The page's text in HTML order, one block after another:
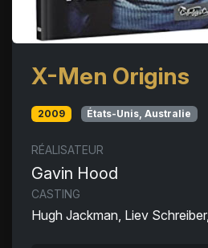
X-Men Origins
2009 États-Unis, Australie
RÉALISATEUR
Gavin Hood
CASTING
Hugh Jackman, Liev